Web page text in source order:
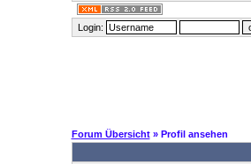
Login:
Forum Übersicht» Profil ansehen